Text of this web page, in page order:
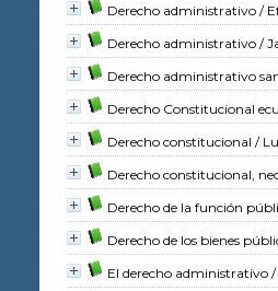
Derecho administrativo /
Derecho administrativo /
Derecho administrativo
Derecho Constitucional
Derecho constitucional /
Derecho constitucional,
Derecho de la función
Derecho de los bienes
El derecho administrativo /